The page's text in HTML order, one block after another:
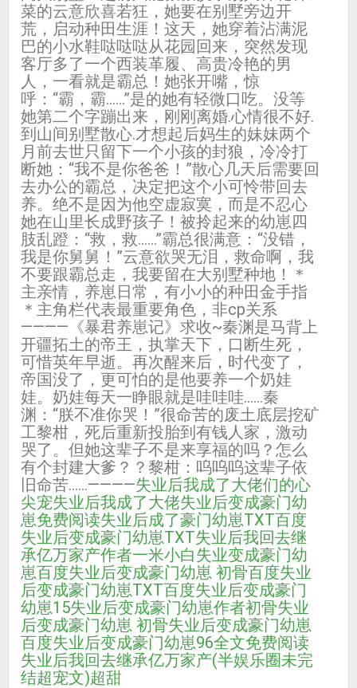
菜的云意欣喜若狂，她要在别墅旁边开
荒，启动种田生涯！这天，她穿着沾满泥
巴的小水鞋哒哒哒从花园回来，突然发现
客厅多了一个西装革履、高贵冷艳的男
人，一看就是霸总！她张开嘴，惊
呼：“霸，霸……”是的她有轻微口吃。没等
她第二个字蹦出来，刚刚离婚.心情很不好.
到山间别墅散心.才想起后妈生的妹妹两个
月前去世只留下一个小孩的封狼，冷冷打
断她：“我不是你爸爸！”散心几天后需要回
去办公的霸总，决定把这个小可怜带回去
养。绝不是因为他空虚寂寞，而是不忍心
她在山里长成野孩子！被拎起来的幼崽四
肢乱蹬：“救，救……”霸总很满意：“没错，
我是你舅舅！”云意欲哭无泪，救命啊，我
不要跟霸总走，我要留在大别墅种地！＊
主亲情，养崽日常，有小小的种田金手指
＊主角栏代表最重要角色，非cp关系
————《暴君养崽记》求收~秦渊是马背上
开疆拓土的帝王，执掌天下，口断生死，
可惜英年早逝。再次醒来后，时代变了，
帝国没了，更可怕的是他要养一个奶娃
娃。奶娃每天一睁眼就是哇哇哇……秦
渊：“朕不准你哭！”很命苦的废土底层挖矿
工黎柑，死后重新投胎到有钱人家，激动
哭了。但她这辈子不是来享福的吗？怎么
有个封建大爹？？黎柑：呜呜呜这辈子依
旧命苦……————失业后我成了大佬们的心
尖宠失业后我成了大佬失业后变成豪门幼
崽免费阅读失业后成了豪门幼崽TXT百度
失业后变成豪门幼崽TXT失业后我回去继
承亿万家产作者一米小白失业变成豪门幼
崽百度失业后变成豪门幼崽 初骨百度失业
后变成豪门幼崽TXT百度失业后变成豪门
幼崽15失业后变成豪门幼崽作者初骨失业
后变成豪门幼崽 初骨失业后变成豪门幼崽
百度失业后变成豪门幼崽96全文免费阅读
失业后我回去继承亿万家产(半娱乐圈未完
结超宠文)超甜